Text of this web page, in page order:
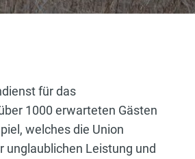
für das
1000 erwarteten Gästen
welches die Union
unglaublichen Leistung und